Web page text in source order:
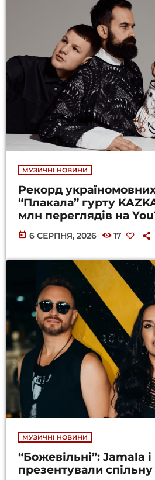
МУЗИЧНІ НОВИНИ
Рекорд
“Плакала” гурту
млн переглядів на
today 6 СЕРПНЯ, 2026 17
МУЗИЧНІ НОВИНИ
“Божевільні”: Jamala
презентували